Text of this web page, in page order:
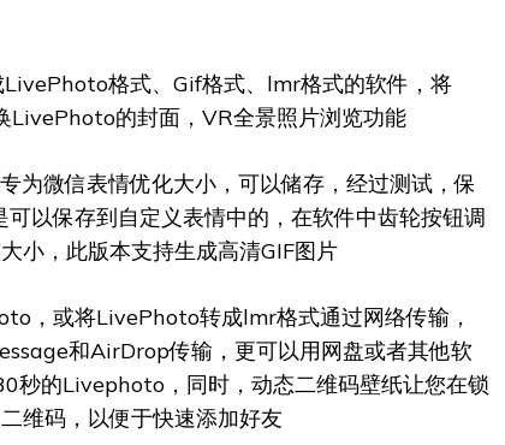
格式、Gif格式、lmr格式的软件，将
LivePhoto的封面，VR全景照片浏览功能
为微信表情优化大小，可以储存，经过测试，保
以保存到自定义表情中的，在软件中齿轮按钮调
小，此版本支持生成高清GIF图片
，或将LivePhoto转成lmr格式通过网络传输，
和AirDrop传输，更可以用网盘或者其他软
秒的Livephoto，同时，动态二维码壁纸让您在锁
维码，以便于快速添加好友